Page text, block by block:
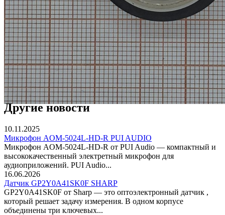
Другие новости
10.11.2025
Микрофон AOM-5024L-HD-R PUI AUDIO
Микрофон AOM-5024L-HD-R от PUI Audio — компактный и
высококачественный электретный микрофон для
аудиоприложений. PUI Audio...
16.06.2026
Датчик GP2Y0A41SK0F SHARP
GP2Y0A41SK0F от Sharp — это оптоэлектронный датчик ,
который решает задачу измерения. В одном корпусе
объединены три ключевых...